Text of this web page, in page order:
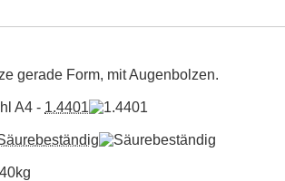
gerade Form, mit Augenbolzen.
A4 - 1.4401